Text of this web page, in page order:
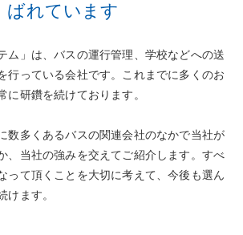
ばれています
ム」は、バスの運行管理、学校などへの送
行っている会社です。これまでに多くのお
に研鑽を続けております。
数多くあるバスの関連会社のなかで当社が
、当社の強みを交えてご紹介します。すべ
って頂くことを大切に考えて、今後も選ん
けます。